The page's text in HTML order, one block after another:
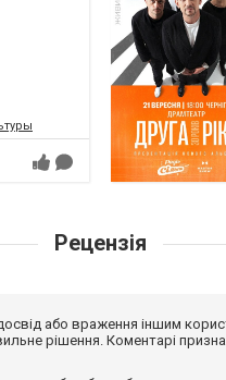
Рецензія
або враження іншим
рішення. Коментарі